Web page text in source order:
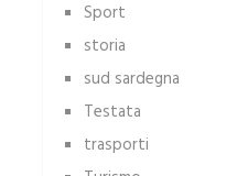
Sport
storia
sud sardegna
Testata
trasporti